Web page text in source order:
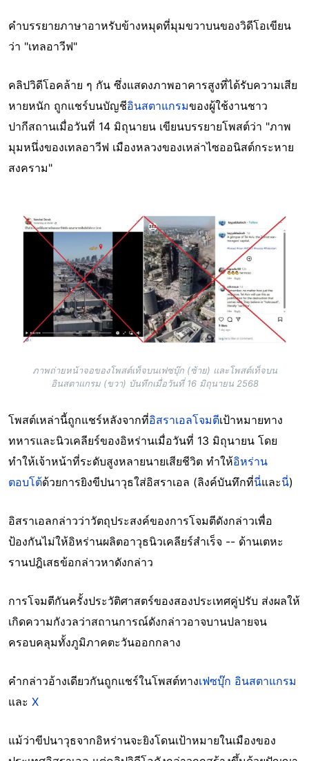
คำบรรยายภาษาอาหรับข้างหมุดที่มุมขวาบนของวิดีโอเขียน
ว่า "เทลอาวีฟ"
คลิปวิดีโอคล้าย ๆ กัน ซึ่งแสดงภาพอาคารสูงที่ได้รับความเสีย
หายหนัก ถูกแชร์บนบัญชีอินสตาแกรมของผู้ใช้งานชาว
ปากีสถานเมื่อวันที่ 14 มิถุนายน เขียนบรรยายโพสต์ว่า "ภาพ
มุมหนึ่งของเทลอาวีฟ เมืองหลวงของเหล่าไซออนิสต์กระหาย
สงคราม"
Image
ภาพถ่ายหน้าจอของโพสต์เท็จบนเฟซบุ๊ก (ซ้าย) และโพสต์เท็จบน
อินสตาแกรม (ขวา) บันทึกเมื่อวันที่ 16 มิถุนายน 2568
โพสต์เหล่านี้ถูกแชร์หลังจากที่อิสราเอลโจมตีเป้าหมายทาง
ทหารและนิวเคลียร์ของอิหร่านเมื่อวันที่ 13 มิถุนายน โดย
ทำให้เจ้าหน้าที่ระดับสูงหลายนายเสียชีวิต ทำให้อิหร่าน
ตอบโต้ด้วยการยิงขีปนาวุธใส่อิสราเอล (ลิงค์บันทึกที่นี่และนี่)
อิสราเอลกล่าวว่าวัตถุประสงค์ของการโจมตีดังกล่าวเพื่อ
ป้องกันไม่ให้อิหร่านผลิตอาวุธนิวเคลียร์สำเร็จ -- ด้านเตหะ
รานปฎิเสธข้อกล่าวหาดังกล่าว
การโจมตีกันครั้งประวัติศาสตร์ของสองประเทศคู่ปรับ ส่งผลให้
เกิดความกังวลว่าสถานการณ์ดังกล่าวอาจบานปลายจน
ครอบคลุมทั้งภูมิภาคตะวันออกกลาง
คำกล่าวอ้างเดียวกันถูกแชร์ในโพสต์ทางเฟซบุ๊ก อินสตาแกรม
และ X
แม้ว่าขีปนาวุธจากอิหร่านจะยิงโดนเป้าหมายในเมืองของ